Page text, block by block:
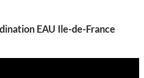
EAU Ile-de-France